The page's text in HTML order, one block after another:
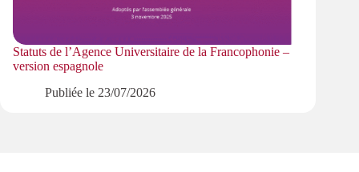
Statuts de l’Agence Universitaire de la Francophonie –
version espagnole
Publiée le 23/07/2026